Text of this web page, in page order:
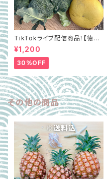
TikTokライブ配信商品！【徳島
県阿波市】GOTTSO阿波セレ
クト3種詰合せ約2.8㎏（ミルフィ
ー菜含む）
¥1,200
30%OFF
その他の商品